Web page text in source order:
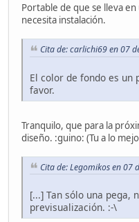
Portable de que se lleva
necesita instalación.
Cita de: carlichi69 en 07
El color de fondo es un
favor.
Tranquilo, que para la
diseño. :guino: (Tu a lo
Cita de: Legomikos en 07
[...] Tan sólo una pega,
previsualización. :-\